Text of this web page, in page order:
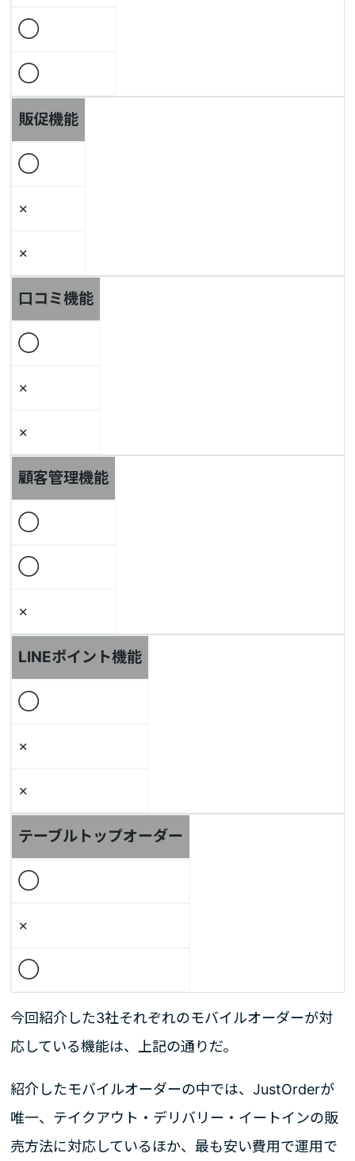
◯
◯
販促機能
◯
×
×
口コミ機能
◯
×
×
顧客管理機能
◯
◯
×
LINEポイント機能
◯
×
×
テーブルトップオーダー
◯
×
◯
今回紹介した3社それぞれのモバイルオーダーが対
応している機能は、上記の通りだ。
紹介したモバイルオーダーの中では、JustOrderが
唯一、テイクアウト・デリバリー・イートインの販
売方法に対応しているほか、最も安い費用で運用で